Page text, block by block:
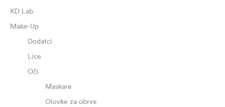
KD Lab
Make-Up
Dodatci
Lice
Oči
Maskare
Olovke za obrve